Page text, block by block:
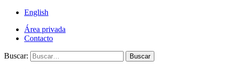
English
Área privada
Contacto
Buscar: Buscar